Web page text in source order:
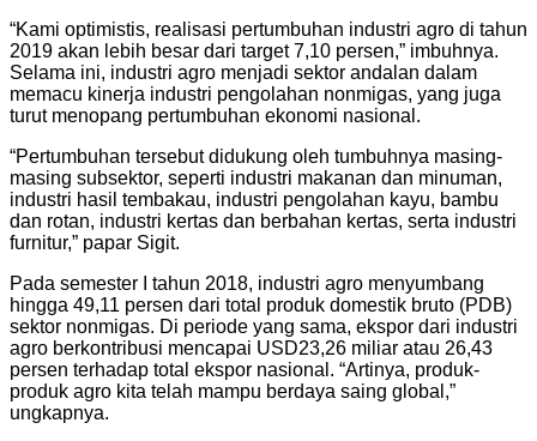
“Kami optimistis, realisasi pertumbuhan industri agro di tahun
2019 akan lebih besar dari target 7,10 persen,” imbuhnya.
Selama ini, industri agro menjadi sektor andalan dalam
memacu kinerja industri pengolahan nonmigas, yang juga
turut menopang pertumbuhan ekonomi nasional.
“Pertumbuhan tersebut didukung oleh tumbuhnya masing-
masing subsektor, seperti industri makanan dan minuman,
industri hasil tembakau, industri pengolahan kayu, bambu
dan rotan, industri kertas dan berbahan kertas, serta industri
furnitur,” papar Sigit.
Pada semester I tahun 2018, industri agro menyumbang
hingga 49,11 persen dari total produk domestik bruto (PDB)
sektor nonmigas. Di periode yang sama, ekspor dari industri
agro berkontribusi mencapai USD23,26 miliar atau 26,43
persen terhadap total ekspor nasional. “Artinya, produk-
produk agro kita telah mampu berdaya saing global,”
ungkapnya.